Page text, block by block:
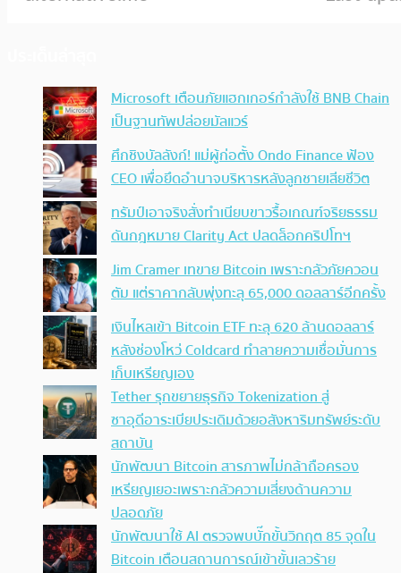
Microsoft เตือนภัยแฮกเกอร์กำลังใช้ BNB Chain
เป็นฐานทัพปล่อยมัลแวร์
ศึกชิงบัลลังก์! แม่ผู้ก่อตั้ง Ondo Finance ฟ้อง
CEO เพื่อยึดอำนาจบริหารหลังลูกชายเสียชีวิต
ทรัมป์เอาจริง สั่งทำเนียบขาวรื้อเกณฑ์จริยธรรม
ดันกฎหมาย Clarity Act ปลดล็อกคริปโทฯ
Jim Cramer เทขาย Bitcoin เพราะกลัวภัยควอน
ตัม แต่ราคากลับพุ่งทะลุ 65,000 ดอลลาร์อีกครั้ง
เงินไหลเข้า Bitcoin ETF ทะลุ 620 ล้านดอลลาร์
หลังช่องโหว่ Coldcard ทำลายความเชื่อมั่นการ
เก็บเหรียญเอง
Tether รุกขยายธุรกิจ Tokenization สู่
ซาอุดีอาระเบียประเดิมด้วยอสังหาริมทรัพย์ระดับ
สถาบัน
นักพัฒนา Bitcoin สารภาพไม่กล้าถือครอง
เหรียญเยอะเพราะกลัวความเสี่ยงด้านความ
ปลอดภัย
นักพัฒนาใช้ AI ตรวจพบบั๊กขั้นวิกฤต 85 จุดใน
Bitcoin เตือนสถานการณ์เข้าขั้นเลวร้าย